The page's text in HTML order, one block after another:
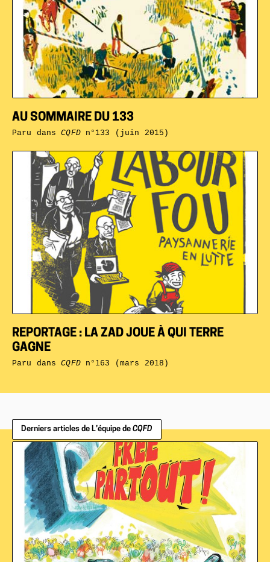
REPORTAGE : LA ZAD JOUE À QUI TERRE
GAGNE
Paru dansCQFDn°163 (mars 2018)
AU SOMMAIRE DU 133
Paru dansCQFDn°133 (juin 2015)
Derniers articles de L’équipe de CQFD